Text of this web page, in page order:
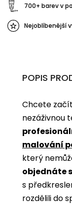
700+ barev v
Nejoblíbenější
POPIS
Chcete
nezáživnou
malování
který
objednáte
s
rozdělili do